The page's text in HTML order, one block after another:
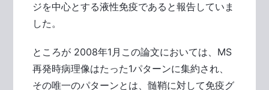
ジを中心とする液性免疫であると報告していま
した。
ところが 2008年1月この論文においては、MS
再発時病理像はたった1パターンに集約され、
その唯一のパターンとは、髄鞘に対して免疫グ